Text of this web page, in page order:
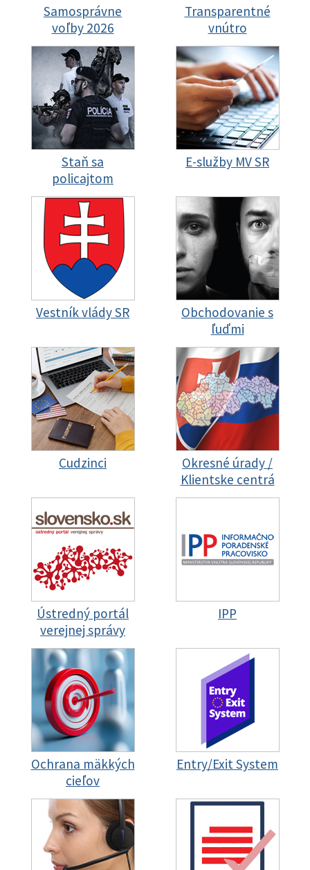
Samosprávne
voľby 2026
Transparentné
vnútro
Staň sa
policajtom
E-služby MV SR
Vestník vlády SR
Obchodovanie s
ľuďmi
Cudzinci
Okresné úrady /
Klientske centrá
Ústredný portál
verejnej správy
IPP
Ochrana mäkkých
cieľov
Entry/Exit System